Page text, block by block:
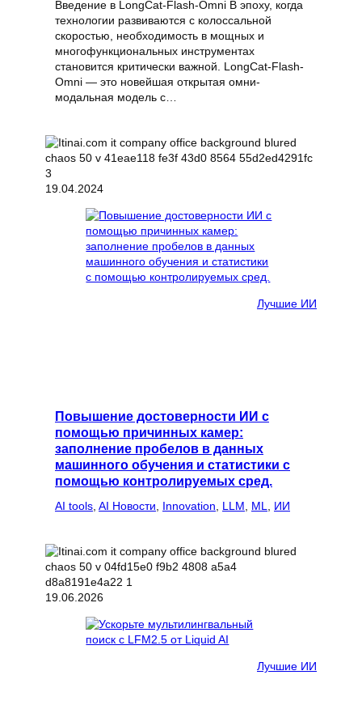
Введение в LongCat-Flash-Omni В эпоху, когда
технологии развиваются с колоссальной
скоростью, необходимость в мощных и
многофункциональных инструментах
становится критически важной. LongCat-Flash-
Omni — это новейшая открытая омни-
модальная модель с…
19.04.2024
Лучшие ИИ
Повышение достоверности ИИ с
помощью причинных камер:
заполнение пробелов в данных
машинного обучения и статистики с
помощью контролируемых сред.
AI tools AI Новости Innovation LLM ML ИИ
19.06.2026
Лучшие ИИ